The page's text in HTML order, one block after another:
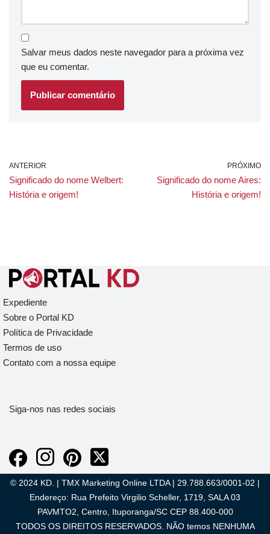
Salvar meus dados neste navegador para a próxima vez
que eu comentar.
ANTERIOR
Significado do nome Welbert:
História e origem!
PRÓXIMO
Significado do nome Aires:
História e origem!
Expediente
Sobre o Portal KD
Política de Privacidade
Termos de uso
Contato com a nossa equipe
Siga-nos nas redes sociais
© 2024 KD. | TMX Marketing Online LTDA | 29.788.663/0001-02 |
Endereço: Rua Prefeito Virgilio Scheller, 1719, SALA 03
PAVMTO2, Centro, Ituporanga/SC CEP 88.400-000
TODOS OS DIREITOS RESERVADOS. NÃO temos NENHUMA